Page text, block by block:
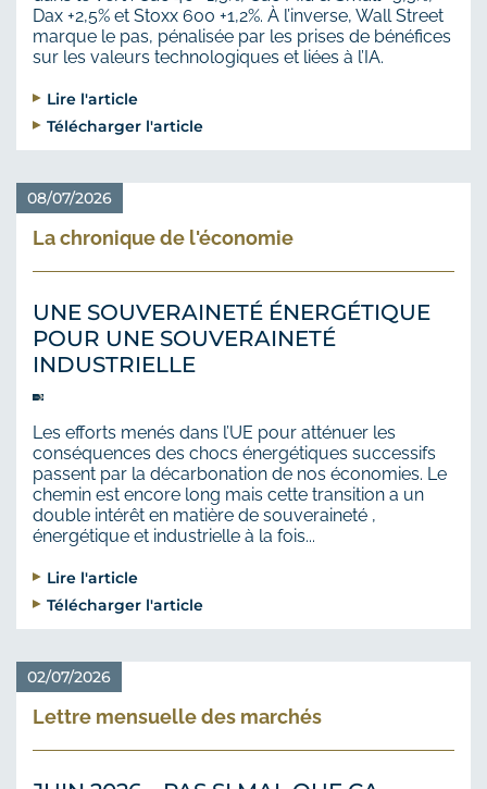
Dax +2,5% et Stoxx 600 +1,2%. À l’inverse, Wall Street
marque le pas, pénalisée par les prises de bénéfices
sur les valeurs technologiques et liées à l’IA.
Lire l'article
Télécharger l'article
08/07/2026
La chronique de l'économie
UNE SOUVERAINETÉ ÉNERGÉTIQUE
POUR UNE SOUVERAINETÉ
INDUSTRIELLE
Les efforts menés dans l’UE pour atténuer les
conséquences des chocs énergétiques successifs
passent par la décarbonation de nos économies. Le
chemin est encore long mais cette transition a un
double intérêt en matière de souveraineté ,
énergétique et industrielle à la fois...
Lire l'article
Télécharger l'article
02/07/2026
Lettre mensuelle des marchés